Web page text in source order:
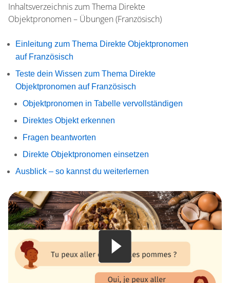
Inhaltsverzeichnis zum Thema Direkte
Objektpronomen – Übungen (Französisch)
Einleitung zum Thema Direkte Objektpronomen
auf Französisch
Teste dein Wissen zum Thema Direkte
Objektpronomen auf Französisch
Objektpronomen in Tabelle vervollständigen
Direktes Objekt erkennen
Fragen beantworten
Direkte Objektpronomen einsetzen
Ausblick – so kannst du weiterlernen